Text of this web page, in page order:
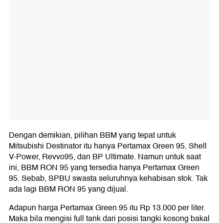
Dengan demikian, pilihan BBM yang tepat untuk
Mitsubishi Destinator itu hanya Pertamax Green 95, Shell
V-Power, Revvo95, dan BP Ultimate. Namun untuk saat
ini, BBM RON 95 yang tersedia hanya Pertamax Green
95. Sebab, SPBU swasta seluruhnya kehabisan stok. Tak
ada lagi BBM RON 95 yang dijual.
Adapun harga Pertamax Green 95 itu Rp 13.000 per liter.
Maka bila mengisi full tank dari posisi tangki kosong bakal